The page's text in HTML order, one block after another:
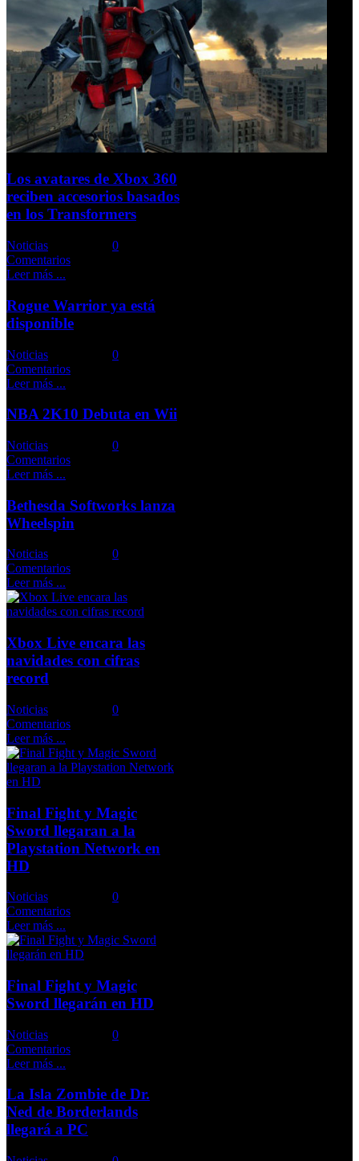
Los avatares de Xbox 360
reciben accesorios basados
en los Transformers
Noticias
0
Comentarios
Leer más ...
Rogue Warrior ya está
disponible
Noticias
0
Comentarios
Leer más ...
NBA 2K10 Debuta en Wii
Noticias
0
Comentarios
Leer más ...
Bethesda Softworks lanza
Wheelspin
Noticias
0
Comentarios
Leer más ...
Xbox Live encara las
navidades con cifras
record
Noticias
0
Comentarios
Leer más ...
Final Fight y Magic
Sword llegaran a la
Playstation Network en
HD
Noticias
0
Comentarios
Leer más ...
Final Fight y Magic
Sword llegarán en HD
Noticias
0
Comentarios
Leer más ...
La Isla Zombie de Dr.
Ned de Borderlands
llegará a PC